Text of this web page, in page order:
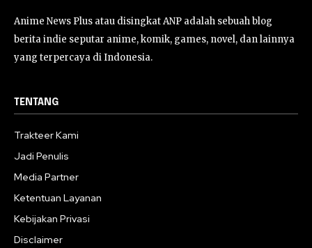
Anime News Plus atau disingkat ANP adalah sebuah blog
berita indie seputar anime, komik, games, novel, dan lainnya
yang terpercaya di Indonesia.
TENTANG
Trakteer Kami
Jadi Penulis
Media Partner
Ketentuan Layanan
Kebijakan Privasi
Disclaimer